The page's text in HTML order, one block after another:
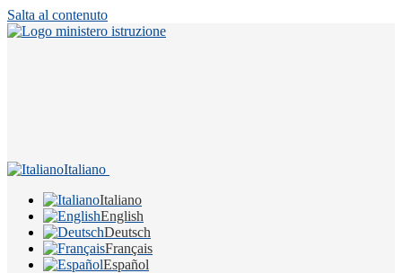
Salta al contenuto
Italiano
Italiano
English
Deutsch
Français
Español